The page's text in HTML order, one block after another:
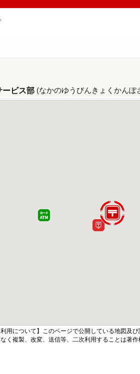
ビス部 (なかのゆうびんきょくかんぽ
利用について】このページで公開している地図及
く複製、改変、送信等、二次利用することは著